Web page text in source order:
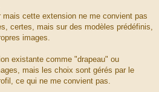
cette extension ne me convient pas
certes, mais sur des modèles prédéfinis,
images.
existante comme "drapeau" ou
mais les choix sont gérés par le
ce qui ne me convient pas.